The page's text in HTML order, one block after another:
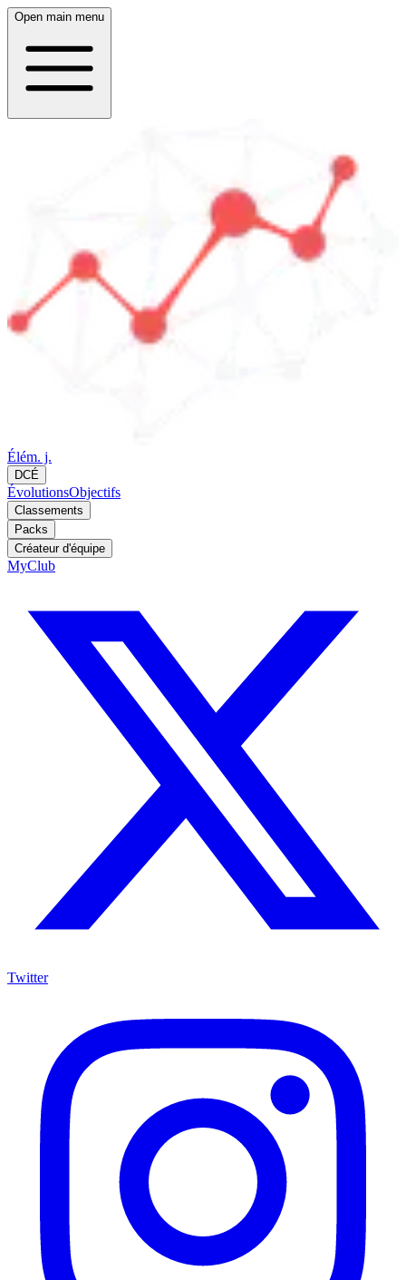
Open main menu
Élém. j.
DCÉ
ÉvolutionsObjectifs
Classements
Packs
Créateur d'équipe
MyClub
Twitter